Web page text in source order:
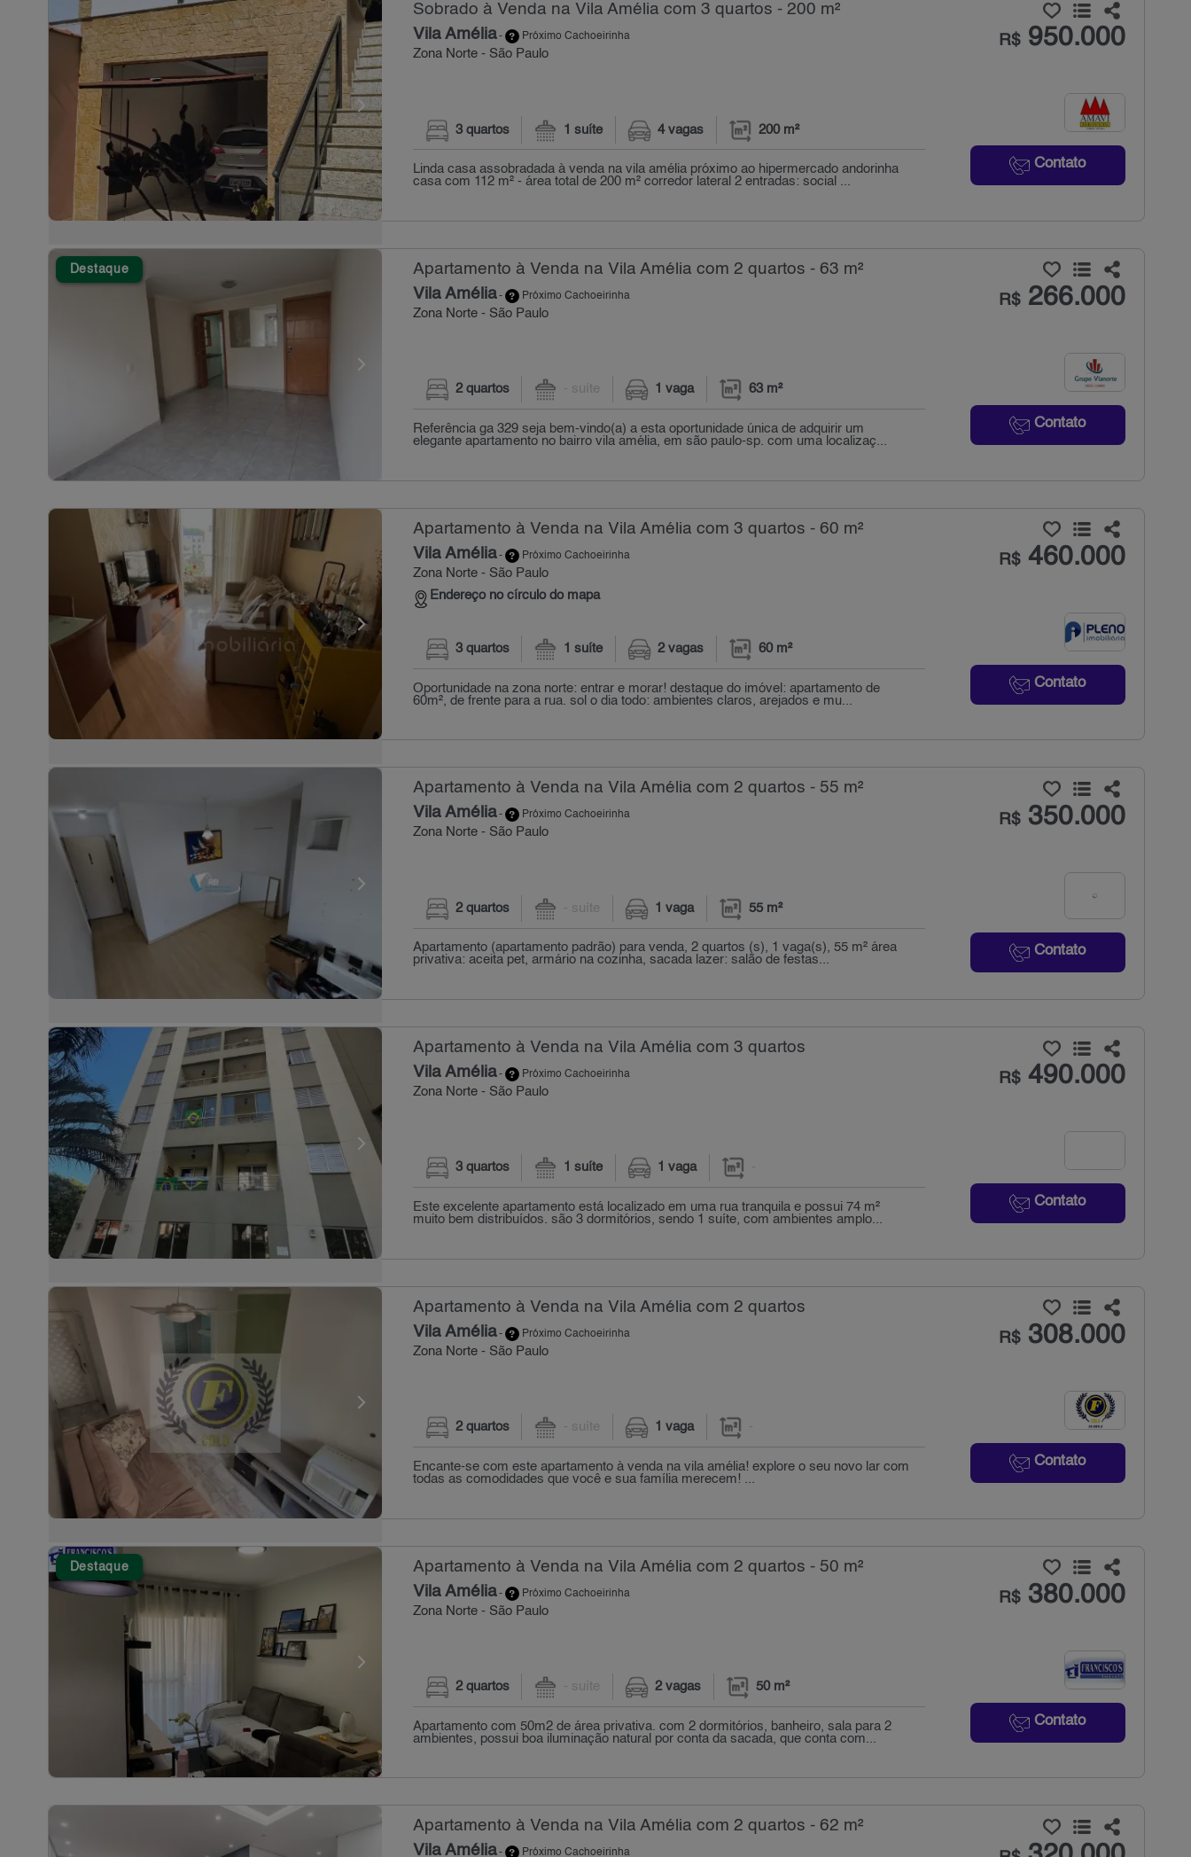
Sobrado à Venda na Vila Amélia com 3 quartos - 200 m²
Vila Amélia- Próximo Cachoeirinha
Zona Norte - São Paulo
R$950.000
Contato
3 quartos 1 suíte 4 vagas 200 m²
Linda casa assobradada à venda na vila amélia próximo ao hipermercado andorinha
casa com 112 m² - área total de 200 m² corredor lateral 2 entradas: social ...
Destaque Apartamento à Venda na Vila Amélia com 2 quartos - 63 m²
Vila Amélia- Próximo Cachoeirinha
Zona Norte - São Paulo
R$266.000
Contato
2 quartos - suíte 1 vaga 63 m²
Referência ga 329 seja bem-vindo(a) a esta oportunidade única de adquirir um
elegante apartamento no bairro vila amélia, em são paulo-sp. com uma localizaç...
Apartamento à Venda na Vila Amélia com 3 quartos - 60 m²
Vila Amélia- Próximo Cachoeirinha
Zona Norte - São Paulo
Endereço no círculo do mapa
R$460.000
Contato
3 quartos 1 suíte 2 vagas 60 m²
Oportunidade na zona norte: entrar e morar! destaque do imóvel: apartamento de
60m², de frente para a rua. sol o dia todo: ambientes claros, arejados e mu...
Apartamento à Venda na Vila Amélia com 2 quartos - 55 m²
Vila Amélia- Próximo Cachoeirinha
Zona Norte - São Paulo
R$350.000
Contato
2 quartos - suíte 1 vaga 55 m²
Apartamento (apartamento padrão) para venda, 2 quartos (s), 1 vaga(s), 55 m² área
privativa: aceita pet, armário na cozinha, sacada lazer: salão de festas...
Apartamento à Venda na Vila Amélia com 3 quartos
Vila Amélia- Próximo Cachoeirinha
Zona Norte - São Paulo
R$490.000
Contato
3 quartos 1 suíte 1 vaga -
Este excelente apartamento está localizado em uma rua tranquila e possui 74 m²
muito bem distribuídos. são 3 dormitórios, sendo 1 suíte, com ambientes amplo...
Apartamento à Venda na Vila Amélia com 2 quartos
Vila Amélia- Próximo Cachoeirinha
Zona Norte - São Paulo
R$308.000
Contato
2 quartos - suíte 1 vaga -
Encante-se com este apartamento à venda na vila amélia! explore o seu novo lar com
todas as comodidades que você e sua família merecem! ...
Destaque Apartamento à Venda na Vila Amélia com 2 quartos - 50 m²
Vila Amélia- Próximo Cachoeirinha
Zona Norte - São Paulo
R$380.000
Contato
2 quartos - suíte 2 vagas 50 m²
Apartamento com 50m2 de área privativa. com 2 dormitórios, banheiro, sala para 2
ambientes, possui boa iluminação natural por conta da sacada, que conta com...
Apartamento à Venda na Vila Amélia com 2 quartos - 62 m²
Vila Amélia- Próximo Cachoeirinha